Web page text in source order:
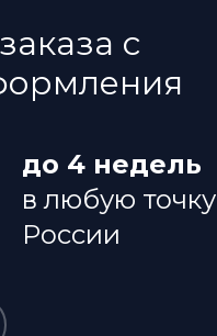
с
до 4 недель
в любую точку
России